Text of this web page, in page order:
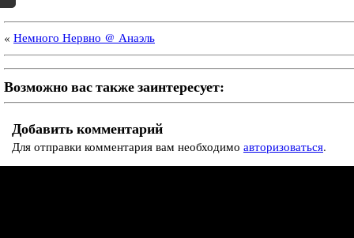
« Немного Нервно @ Анаэль
Возможно вас также заинтересует:
Добавить комментарий
Для отправки комментария вам необходимо авторизоваться.